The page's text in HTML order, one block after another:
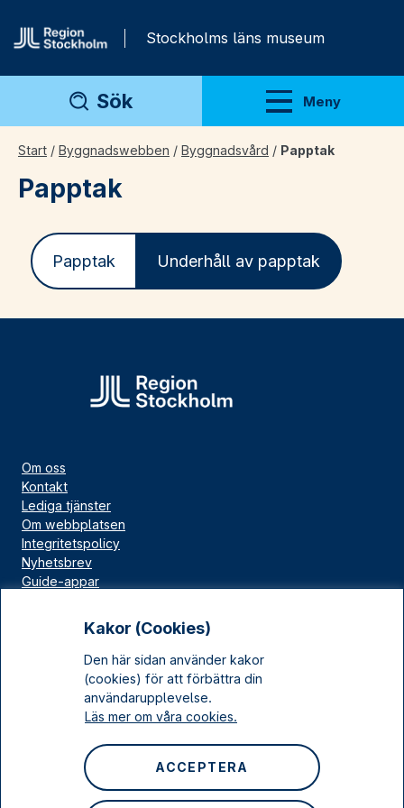
Kakor (Cookies)
Den här sidan använder kakor
(cookies) för att förbättra din
användarupplevelse.
Läs mer om våra cookies.
ACCEPTERA
Stockholms läns museum
Sök Meny
Visa meny
Start / Byggnadswebben / Byggnadsvård / Papptak
Papptak
Papptak Underhåll av papptak
Om oss
Kontakt
Lediga tjänster
Om webbplatsen
Integritetspolicy
Nyhetsbrev
Guide-appar
Kulturarv Stockholm
Sociala medier
Instagram
LinkedIn
YouTube